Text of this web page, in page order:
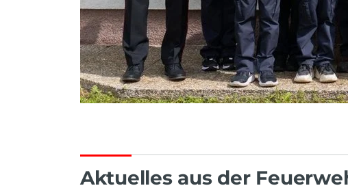
Aktuelles aus der